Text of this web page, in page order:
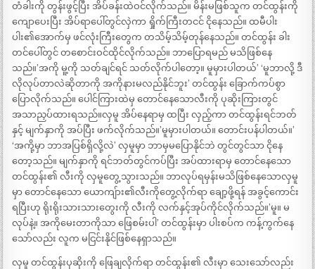
တံခါးကို တွန်းဖွင့်ပြီး အိပ်ခန်းထဲဝင်လိုက်သည်။ မိန်းမဖြစ်သူက တင်ထွန်းကို
ကျောပေးပြီး အိပ်ရာပေါ်တွင်လှဲကာ ရှိုက်ကြီးတငင် ငိုနေသည်။ ထမီပါး
ပါး၏အောက်မှ ဖင်လုံးကြီးတွေက တသိမ့်သိမ့်တုန်နေသည်။ တင်ထွန်း ခါး
တင်ပေါ်တွင် တစောင်းဝင်ထိုင်လိုက်သည်။ ဘာပြောရမည် မသိဖြစ်နေ
သည်။’အကို မူ့ကို သတ်ချင်ရင် သတ်လိုက်ပါတော့။ မူမှားပါတယ်’ ‘မူဘာလို့ ဒီ
လိုလုပ်တာလဲဆိုတာကို အကိုနားမလည်နိုင်ဘူး’ တင်ထွန်း ခြောက်ကပ်စွာ
ပြောလိုက်သည်။ ပေါင်ကြားထဲမှ တောင်နေသောလီးကို ပုဆိုးကြားတွင်
အသာညှပ်ထားရသည်။လှမူ အိပ်နေရာမှ ထပြီး လှည့်ကာ တင်ထွန်းရင်ဘတ်
နှင့် မျက်နှာကို အပ်ပြီး ဖက်လိုက်သည်။’မူမှားပါတယ်။ တောင်းပန်ပါတယ်။’
‘အကို့မှာ ဘာအပြစ်ရှိလို့လဲ’ လှမူမှာ ဘာမှမပြောနိုင်ဘဲ တွင်တွင်သာ ငိုနေ
တော့သည်။ မျက်နှာကို ရင်ဘတ်တွင်ကပ်ပြီး အပ်ထားရာမှ တောင်နေသော
တင်ထွန်း၏ လီးကို လှမူတွေ့သွားသည်။ ဘာလုပ်ရမှန်းမသိဖြစ်နေသောလှမူ
မှာ တောင်နေသော ယောကျ်ား၏လီးကိုတွေ့လိုက်ရာ ချော့ဖို့ရန် အခွင့်ကောင်း
ရပြီးဟု ရိုးရိုးသားသားတွေးကို လီးကို လက်နှင့်အုပ်ကိုင်လိုက်သည်။’မူ။ မ
လုပ်နဲ့။ အကိုမေးတာကိုသာ ဖြေစမ်းပါ’ တင်ထွန်းမှာ ပါးစပ်က ကန့်ကွက်နေ
သော်လည်း လူက မငြင်းနိုင်ဖြစ်နေရှာသည်။
လှမူ တင်ထွန်းပုဆိုးကို ဖြေချလိုက်ရာ တင်ထွန်း၏ လီးမှာ သေးသော်လည်း